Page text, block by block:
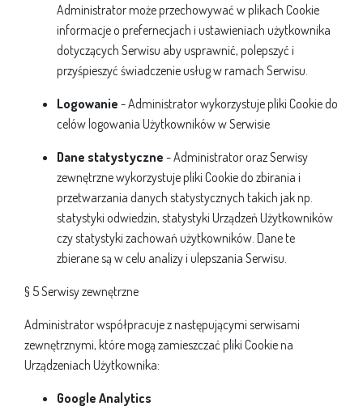
Administrator może przechowywać w plikach Cookie
informacje o prefernecjach i ustawieniach użytkownika
dotyczących Serwisu aby usprawnić, polepszyć i
przyśpieszyć świadczenie usług w ramach Serwisu.
Logowanie - Administrator wykorzystuje pliki Cookie do
celów logowania Użytkowników w Serwisie
Dane statystyczne - Administrator oraz Serwisy
zewnętrzne wykorzystuje pliki Cookie do zbirania i
przetwarzania danych statystycznych takich jak np.
statystyki odwiedzin, statystyki Urządzeń Użytkowników
czy statystyki zachowań użytkowników. Dane te
zbierane są w celu analizy i ulepszania Serwisu.
§ 5 Serwisy zewnętrzne
Administrator współpracuje z następującymi serwisami
zewnętrznymi, które mogą zamieszczać pliki Cookie na
Urządzeniach Użytkownika:
Google Analytics